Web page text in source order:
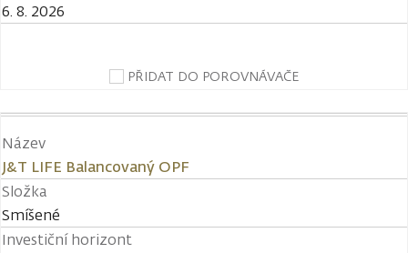
6. 8. 2026
PŘIDAT DO POROVNÁVAČE
Název
J&T LIFE Balancovaný OPF
Složka
Smíšené
Investiční horizont